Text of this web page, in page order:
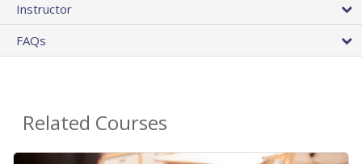
Instructor
FAQs
Related Courses